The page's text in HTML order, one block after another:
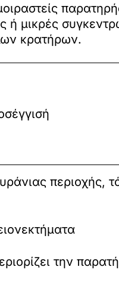
ή μικρές
κρατήρων.
περιοχής,
την